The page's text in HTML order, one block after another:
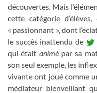
découvertes. Mais
cette catégorie
« passionnant », dont
le succès inattendu de
qui était animépar sa
son seul exemple, les
vivante ont joué comme
médiateur bienveillant